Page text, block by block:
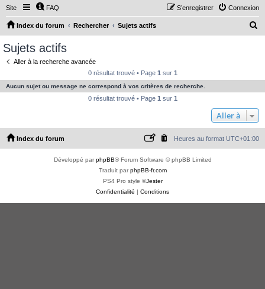
Site FAQ Connexion
S’enregistrer
Index du forum Rechercher Sujets actifs
e
c
e
Sujets actifs
Aller à la recherche avancée
0 résultat trouvé • Page 1 sur 1
Aucun sujet ou message ne correspond à vos critères de recherche.
0 résultat trouvé • Page 1 sur 1
Aller à
Index du forum Heures au format UTC+01:00
Développé parphpBB® Forum Software © phpBB Limited
Traduit parphpBB-fr.com
PS4 Pro style ©Jester
Confidentialité | Conditions